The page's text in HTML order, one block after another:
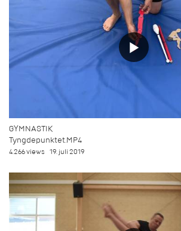
GYMNASTIK
Tyngdepunktet.MP4
4.266 views 19. juli 2019